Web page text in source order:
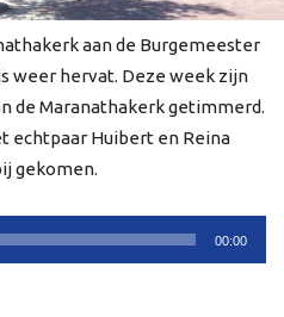
aan de Burgemeester
weer hervat. Deze week zijn
de Maranathakerk getimmerd.
echtpaar Huibert en Reina
gekomen.
00:00